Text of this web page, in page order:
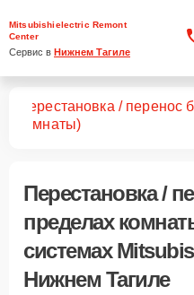
Mitsubishielectric Remont
Center
Сервис в Нижнем Тагиле
Перестановка / перенос
комнаты)
Перестановка /
пределах
системах
Нижнем Тагиле